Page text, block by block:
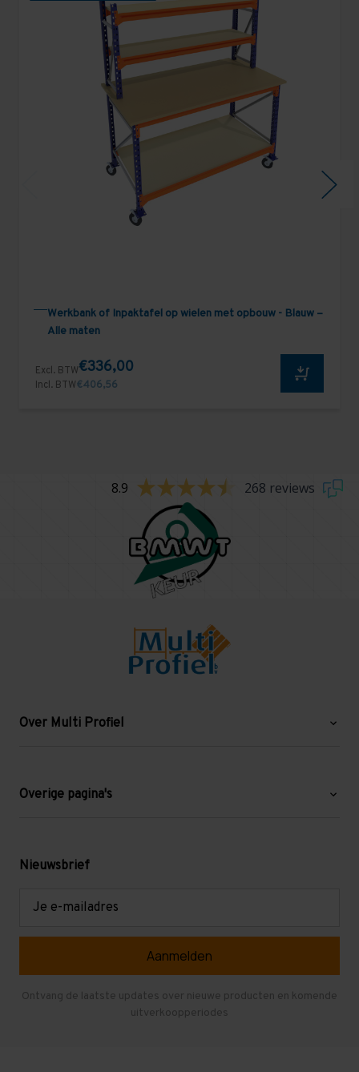
Werkbank of Inpaktafel op wielen met opbouw - Blauw –
Alle maten
Excl. BTW€336,00
Incl. BTW€406,56
8.9 268 reviews
Over Multi Profiel
Blog
Levering en afhalen
Overige pagina's
Mezzanine
Gebruikte entresolvloeren
Nieuwsbrief
Ontvang de laatste updates over nieuwe producten en komende
uitverkoopperiodes